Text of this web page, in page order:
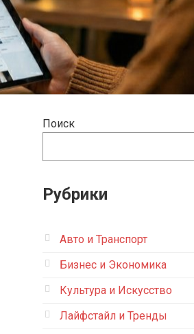
Поиск
Рубрики
Авто и Транспорт
Бизнес и Экономика
Культура и Искусство
Лайфстайл и Тренды